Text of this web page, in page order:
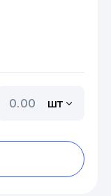
шт